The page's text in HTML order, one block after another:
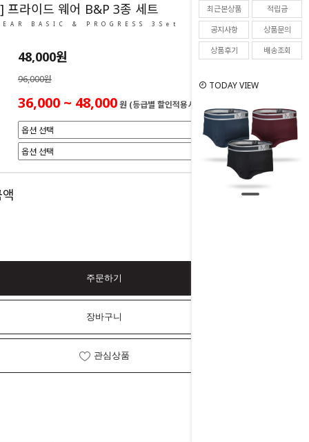
최근본상품
적립금
공지사항
상품문의
상품후기
배송조회
TODAY VIEW
프라이드 웨어 B&P 3종 세트
BASIC & PROGRESS 3Set
48,000원
96,000원
36,000 ~ 48,000원 (등급별 할인적용시)
0원
주문하기
장바구니
관심상품